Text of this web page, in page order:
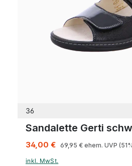
36
Sandalette Gerti
34,00 € 69,95 € ehem. UVP
inkl. MwSt.